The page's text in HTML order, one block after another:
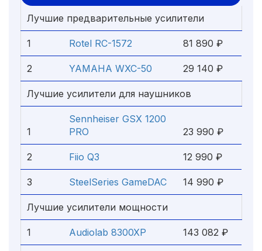
Лучшие предварительные усилители
1 Rotel RC-1572 81 890 ₽
2 YAMAHA WXC-50 29 140 ₽
Лучшие усилители для наушников
1
Sennheiser GSX 1200
PRO
23 990 ₽
2 Fiio Q3 12 990 ₽
3 SteelSeries GameDAC 14 990 ₽
Лучшие усилители мощности
1 Audiolab 8300XP 143 082 ₽